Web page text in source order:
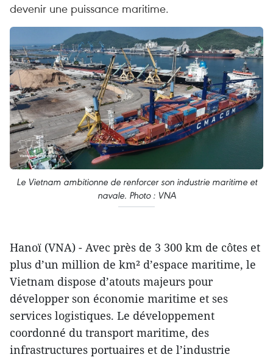
devenir une puissance maritime.
Le Vietnam ambitionne de renforcer son industrie maritime et
navale. Photo : VNA
Hanoï (VNA) - Avec près de 3 300 km de côtes et
plus d’un million de km² d’espace maritime, le
Vietnam dispose d’atouts majeurs pour
développer son économie maritime et ses
services logistiques. Le développement
coordonné du transport maritime, des
infrastructures portuaires et de l’industrie